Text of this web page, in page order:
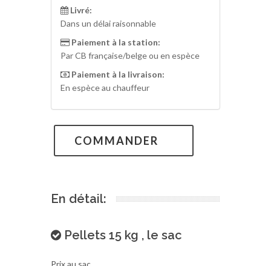
Livré:
Dans un délai raisonnable
Paiement à la station:
Par CB française/belge ou en espèce
Paiement à la livraison:
En espèce au chauffeur
COMMANDER
En détail:
Pellets 15 kg , le sac
Prix au sac